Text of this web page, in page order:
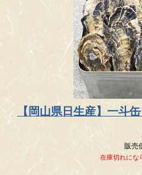
【岡山県日生産】一斗
販売
在庫切れにな